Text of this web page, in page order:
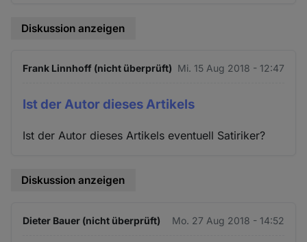
Diskussion anzeigen
Frank Linnhoff (nicht überprüft) Mi. 15 Aug 2018 - 12:47
Ist der Autor dieses Artikels
Ist der Autor dieses Artikels eventuell Satiriker?
Diskussion anzeigen
Dieter Bauer (nicht überprüft) Mo. 27 Aug 2018 - 14:52